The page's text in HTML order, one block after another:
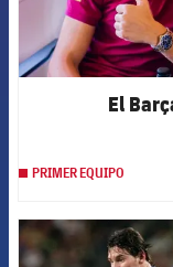
El
PRIMER EQUIPO